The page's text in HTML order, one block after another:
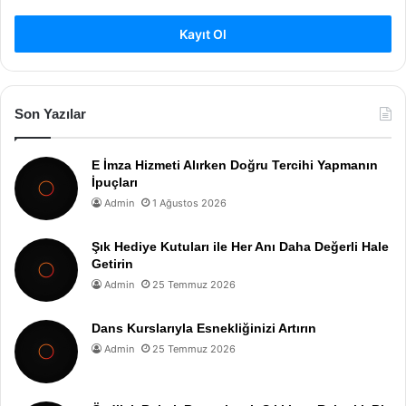
Kayıt Ol
Son Yazılar
E İmza Hizmeti Alırken Doğru Tercihi Yapmanın
İpuçları
Admin 1 Ağustos 2026
Şık Hediye Kutuları ile Her Anı Daha Değerli Hale
Getirin
Admin 25 Temmuz 2026
Dans Kurslarıyla Esnekliğinizi Artırın
Admin 25 Temmuz 2026